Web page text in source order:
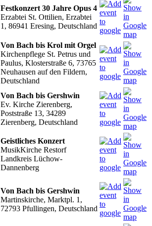
Festkonzert 30 Jahre Opus 4
Erzabtei St. Ottilien, Erzabtei
1, 86941 Eresing, Deutschland
Von Bach bis Krol mit Orgel
Kirchenpflege St. Petrus und
Paulus, Klosterstraße 6, 73765
Neuhausen auf den Fildern,
Deutschland
Von Bach bis Gershwin
Ev. Kirche Zierenberg,
Poststraße 13, 34289
Zierenberg, Deutschland
Geistliches Konzert
MusikKirche Restorf
Landkreis Lüchow-
Dannenberg
Von Bach bis Gershwin
Martinskirche, Marktpl. 1,
72793 Pfullingen, Deutschland